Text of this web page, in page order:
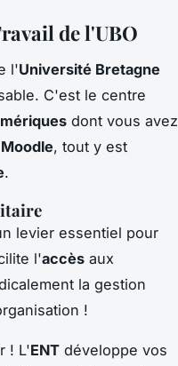
de l'UBO
l'Université Bretagne
C'est le centre
dont vous avez
Moodle, tout y est
.
levier essentiel pour
l'accès aux
la gestion
!
! L'ENT développe vos